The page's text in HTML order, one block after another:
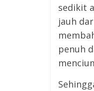
sedikit
jauh
penuh